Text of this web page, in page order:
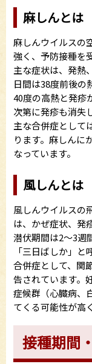
麻しんとは
麻しんウイルスの
強く、予防接種を
主な症状は、発熱
日間は38度前後の
40度の高熱と発疹
次第に発疹も消失
主な合併症として
ります。麻しんに
なっています。
風しんとは
風しんウイルスの
は、かぜ症状、発
潜伏期間は2～3週
「三日ばしか」と
合併症として、関
告されています。
症候群（心臓病、
てくる可能性が高
接種期間